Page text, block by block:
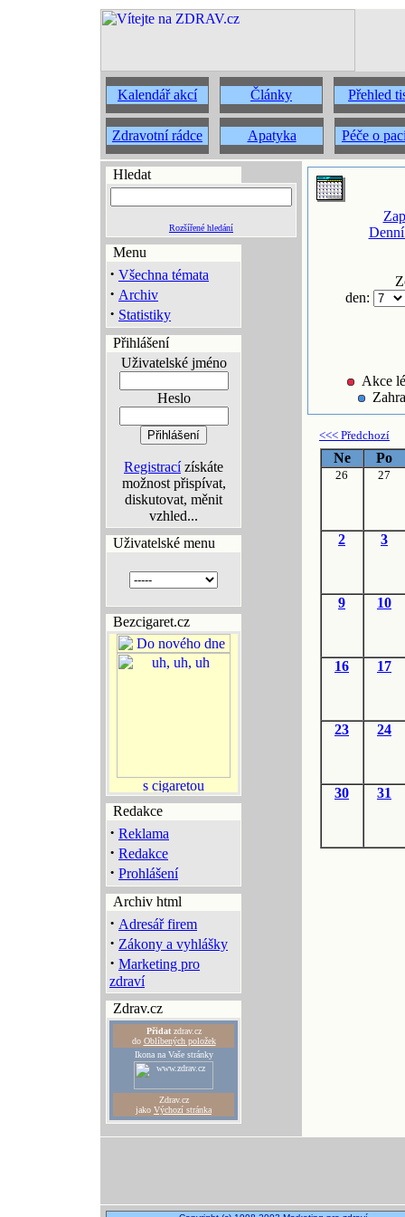
Kalendář akcí Články Přehled
Zdravotní rádce Apatyka Péče o
Hledat
Rozšířené hledání
Menu
· Všechna témata
· Archiv
· Statistiky
Přihlášení
Uživatelské jméno
Heslo
Registracízískáte
možnost přispívat,
diskutovat, měnit
vzhled...
Uživatelské menu
Bezcigaret.cz
Redakce
· Reklama
· Redakce
· Prohlášení
Archiv html
· Adresář firem
· Zákony a vyhlášky
· Marketing pro
zdraví
Zdrav.cz
Přidatzdrav.cz
do Oblíbených položek
Ikona na Vaše stránky
Zdrav.cz
jako Výchozí stránka
den:
Akce
<<< Předchozí
Ne Po
26 27
2 3
9 10
16 17
23 24
30 31